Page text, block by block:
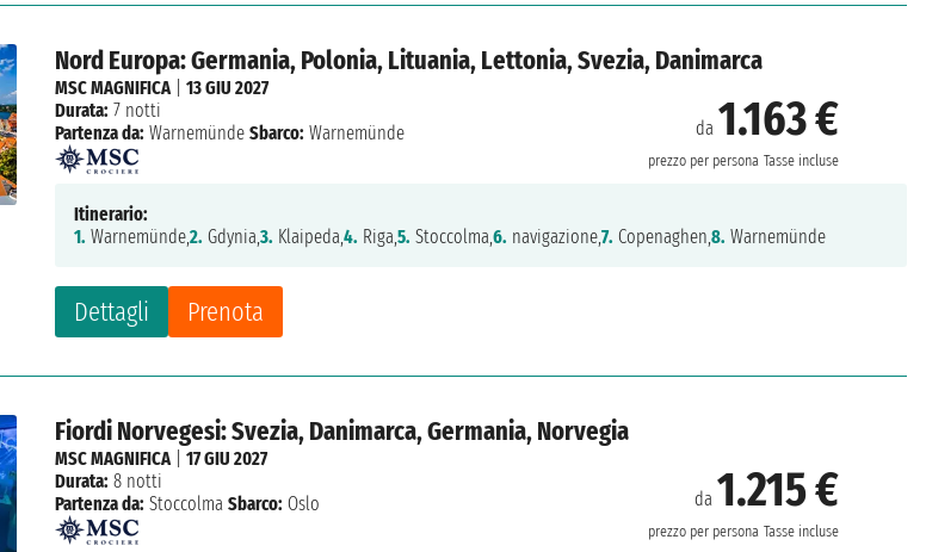
Nord Europa: Germania, Polonia, Lituania, Lettonia, Svezia, Danimarca
da 1.163 €
prezzo per persona Tasse incluse
Dettagli Prenota
MSC MAGNIFICA|13 GIU 2027
Durata: 7 notti
Partenza da: Warnemünde Sbarco: Warnemünde
Itinerario:
1. Warnemünde,2. Gdynia,3. Klaipeda,4. Riga,5. Stoccolma,6. navigazione,7. Copenaghen,8. Warnemünde
Fiordi Norvegesi: Svezia, Danimarca, Germania, Norvegia
da 1.215 €
prezzo per persona Tasse incluse
MSC MAGNIFICA|17 GIU 2027
Durata: 8 notti
Partenza da: Stoccolma Sbarco: Oslo